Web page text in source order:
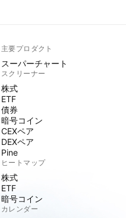
主要プロダクト
スーパーチャート
スクリーナー
株式
ETF
債券
暗号コイン
CEXペア
DEXペア
Pine
ヒートマップ
株式
ETF
暗号コイン
カレンダー